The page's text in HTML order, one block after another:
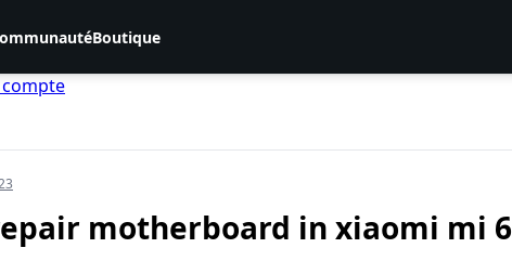
Boutique
compte
motherboard in xiaomi mi 6